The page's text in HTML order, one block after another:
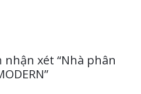
xét “Nhà phân